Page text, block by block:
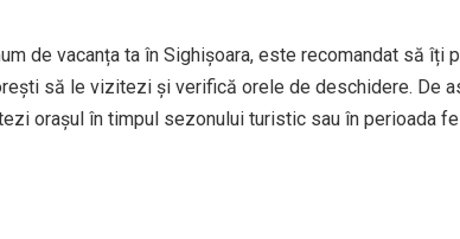
de vacanța ta în Sighișoara, este recomandat să îți
să le vizitezi și verifică orele de deschidere. De
orașul în timpul sezonului turistic sau în perioada